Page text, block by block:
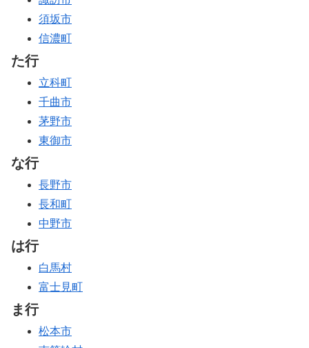
須坂市
信濃町
た行
立科町
千曲市
茅野市
東御市
な行
長野市
長和町
中野市
は行
白馬村
富士見町
ま行
松本市